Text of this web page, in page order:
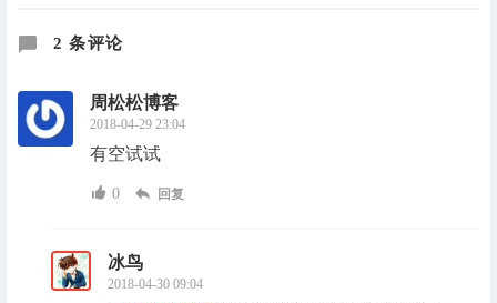
2 条评论
周松松博客
2018-04-29 23:04
有空试试
0 回复
冰鸟
2018-04-30 09:04